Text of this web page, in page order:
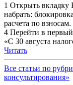
1 Открыть вкладку
набрать:
расчета по
4 Перейти в
«С 30 августа
Читать
Все статьи по
консультирования»